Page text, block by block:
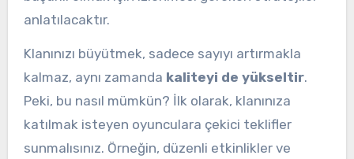
anlatılacaktır.
Klanınızı büyütmek, sadece sayıyı artırmakla
kalmaz, aynı zamanda kaliteyi de yükseltir.
Peki, bu nasıl mümkün? İlk olarak, klanınıza
katılmak isteyen oyunculara çekici teklifler
sunmalısınız. Örneğin, düzenli etkinlikler ve